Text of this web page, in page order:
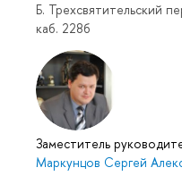
Б. Трехсвятительский
каб. 228б
Заместитель
Маркунцов Сергей